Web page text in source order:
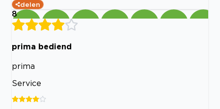
delen
8
prima bediend
prima
Service